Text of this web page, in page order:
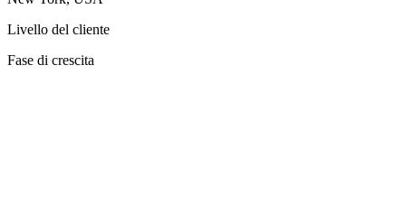
Livello del cliente
Fase di crescita